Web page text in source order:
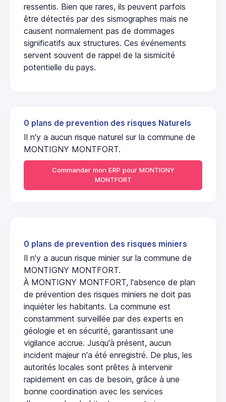
ressentis. Bien que rares, ils peuvent parfois
être détectés par des sismographes mais ne
causent normalement pas de dommages
significatifs aux structures. Ces événements
servent souvent de rappel de la sismicité
potentielle du pays.
0 plans de prevention des risques Naturels
Il n'y a aucun risque naturel sur la commune de
MONTIGNY MONTFORT.
Commander mon ERP pour MONTIGNY
MONTFORT
0 plans de prevention des risques miniers
Il n'y a aucun risque minier sur la commune de
MONTIGNY MONTFORT.
À MONTIGNY MONTFORT, l'absence de plan
de prévention des risques miniers ne doit pas
inquiéter les habitants. La commune est
constamment surveillée par des experts en
géologie et en sécurité, garantissant une
vigilance accrue. Jusqu'à présent, aucun
incident majeur n'a été enregistré. De plus, les
autorités locales sont prêtes à intervenir
rapidement en cas de besoin, grâce à une
bonne coordination avec les services